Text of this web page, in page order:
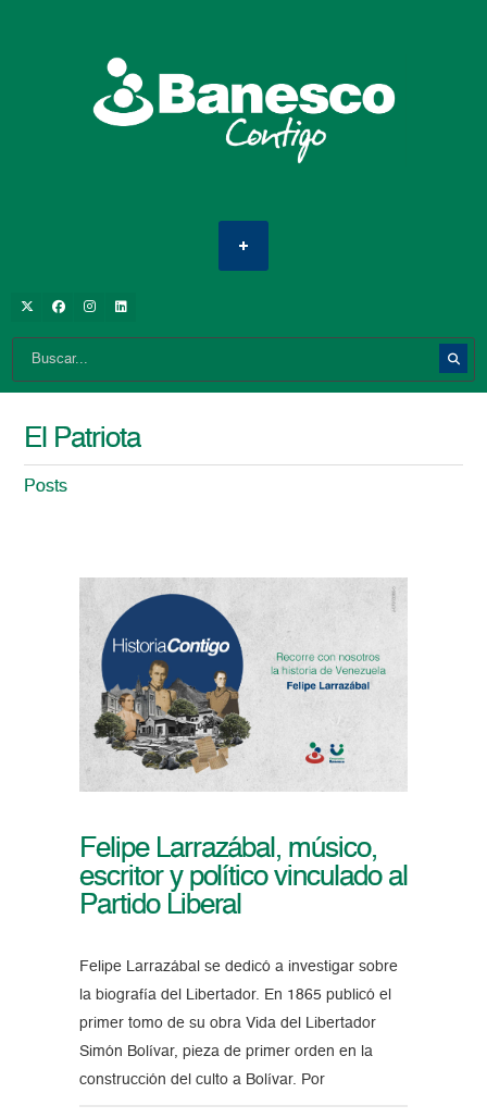
El Patriota
Posts
Felipe Larrazábal, músico,
escritor y político vinculado al
Partido Liberal
Felipe Larrazábal se dedicó a investigar sobre
la biografía del Libertador. En 1865 publicó el
primer tomo de su obra Vida del Libertador
Simón Bolívar, pieza de primer orden en la
construcción del culto a Bolívar. Por